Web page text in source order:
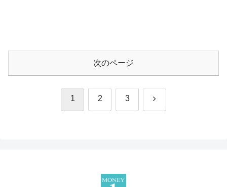
次のページ
1 2 3 次